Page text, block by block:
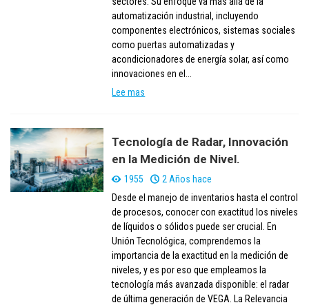
automatización industrial, incluyendo
componentes electrónicos, sistemas sociales
como puertas automatizadas y
acondicionadores de energía solar, así como
innovaciones en el...
Lee mas
Tecnología de Radar, Innovación
en la Medición de Nivel.
1955
2 Años hace
Desde el manejo de inventarios hasta el control
de procesos, conocer con exactitud los niveles
de líquidos o sólidos puede ser crucial. En
Unión Tecnológica, comprendemos la
importancia de la exactitud en la medición de
niveles, y es por eso que empleamos la
tecnología más avanzada disponible: el radar
de última generación de VEGA. La Relevancia